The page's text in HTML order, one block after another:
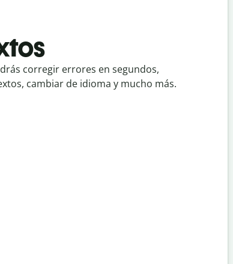
corregir errores en segundos,
cambiar de idioma y mucho más.